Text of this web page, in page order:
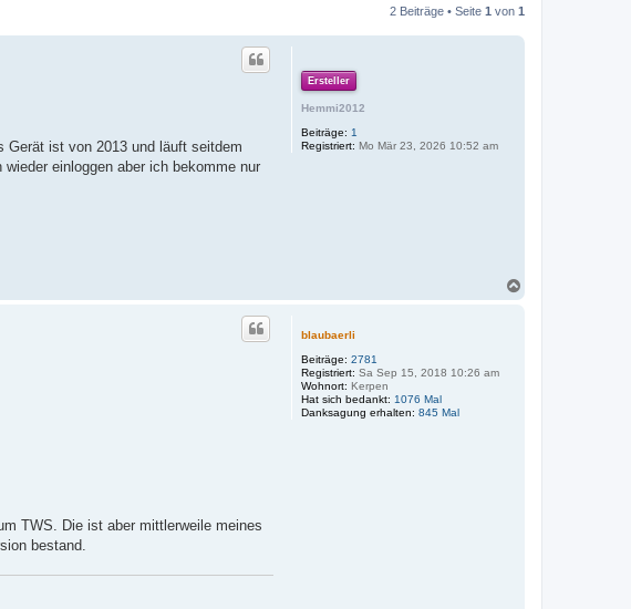
2 Beiträge • Seite 1 von 1
Ersteller
Hemmi2012
Beiträge: 1
Registriert: Mo Mär 23, 2026 10:52 am
Gerät ist von 2013 und läuft seitdem
einloggen aber ich bekomme nur
blaubaerli
Beiträge: 2781
Registriert: Sa Sep 15, 2018 10:26 am
Wohnort: Kerpen
Hat sich bedankt: 1076 Mal
Danksagung erhalten: 845 Mal
TWS. Die ist aber mittlerweile meines
bestand.